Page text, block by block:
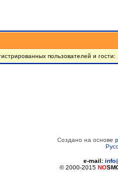
пользователей и гости:
Создано на основе
e-mail:
© 2000-2015 NO